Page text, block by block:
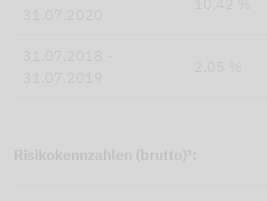
31.07.2020
10,42 %
31.07.2018 -
31.07.2019
2,05 %
Risikokennzahlen (brutto)³: